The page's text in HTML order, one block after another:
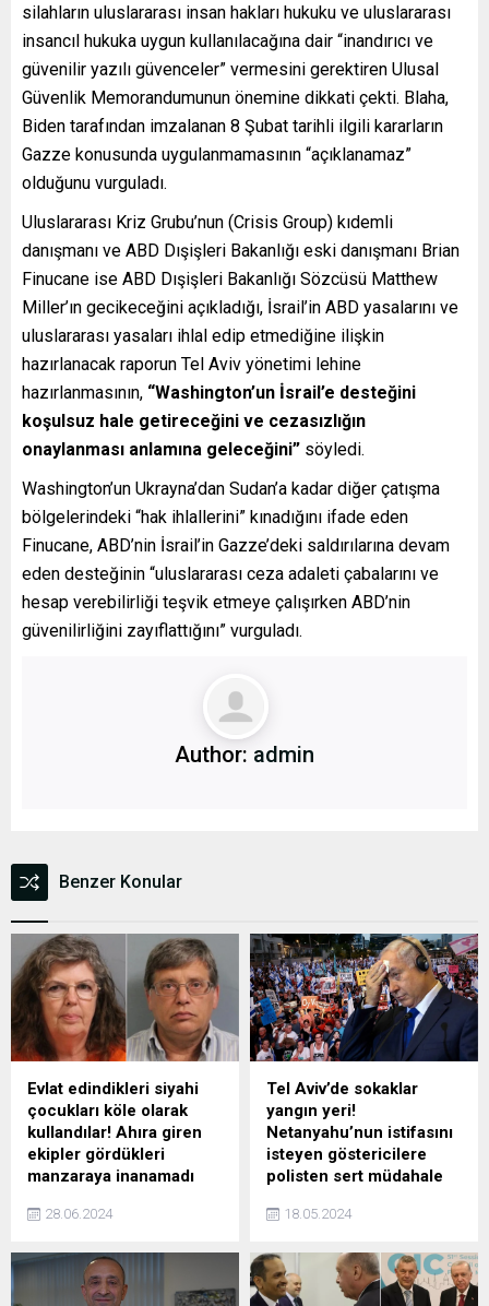
silahların uluslararası insan hakları hukuku ve uluslararası
insancıl hukuka uygun kullanılacağına dair “inandırıcı ve
güvenilir yazılı güvenceler” vermesini gerektiren Ulusal
Güvenlik Memorandumunun önemine dikkati çekti. Blaha,
Biden tarafından imzalanan 8 Şubat tarihli ilgili kararların
Gazze konusunda uygulanmamasının “açıklanamaz”
olduğunu vurguladı.
Uluslararası Kriz Grubu’nun (Crisis Group) kıdemli
danışmanı ve ABD Dışişleri Bakanlığı eski danışmanı Brian
Finucane ise ABD Dışişleri Bakanlığı Sözcüsü Matthew
Miller’ın gecikeceğini açıkladığı, İsrail’in ABD yasalarını ve
uluslararası yasaları ihlal edip etmediğine ilişkin
hazırlanacak raporun Tel Aviv yönetimi lehine
hazırlanmasının, “Washington’un İsrail’e desteğini
koşulsuz hale getireceğini ve cezasızlığın
onaylanması anlamına geleceğini” söyledi.
Washington’un Ukrayna’dan Sudan’a kadar diğer çatışma
bölgelerindeki “hak ihlallerini” kınadığını ifade eden
Finucane, ABD’nin İsrail’in Gazze’deki saldırılarına devam
eden desteğinin “uluslararası ceza adaleti çabalarını ve
hesap verebilirliği teşvik etmeye çalışırken ABD’nin
güvenilirliğini zayıflattığını” vurguladı.
Author: admin
Benzer Konular
Evlat edindikleri siyahi
çocukları köle olarak
kullandılar! Ahıra giren
ekipler gördükleri
manzaraya inanamadı
arasında değişen 5 siyahi
çift, korkunç bir suçlamayla
karşı karşıya. Köle olarak
28.06.2024
Tel Aviv’de sokaklar
yangın yeri!
Netanyahu’nun istifasını
isteyen göstericilere
polisten sert müdahale
aileleri, Başbakan Binyamin
ölüme terk ettiğini ve esir
takası anlaşması
18.05.2024